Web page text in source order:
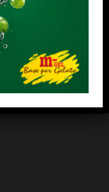
6 kg